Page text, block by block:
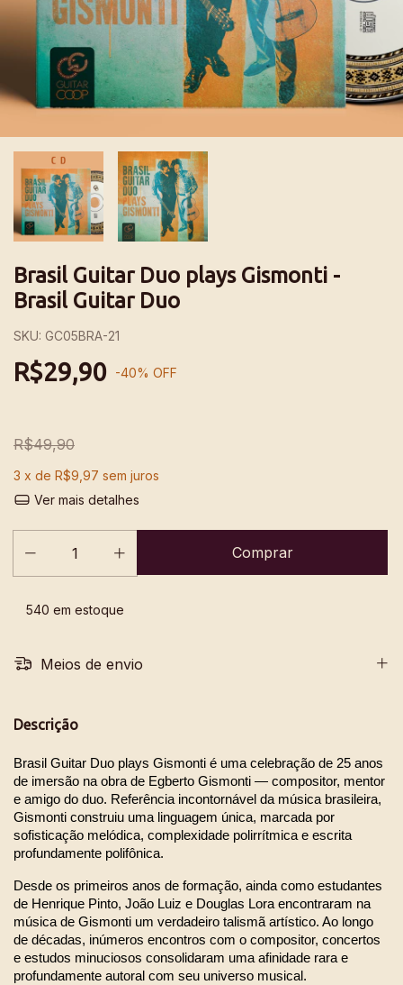
Brasil Guitar Duo plays Gismonti -
Brasil Guitar Duo
SKU: GC05BRA-21
R$29,90 -40% OFF
R$49,90
3 x de R$9,97 sem juros
Ver mais detalhes
540 em estoque
Meios de envio
Descrição
Brasil Guitar Duo plays Gismonti é uma celebração de 25 anos
de imersão na obra de Egberto Gismonti — compositor, mentor
e amigo do duo. Referência incontornável da música brasileira,
Gismonti construiu uma linguagem única, marcada por
sofisticação melódica, complexidade polirrítmica e escrita
profundamente polifônica.
Desde os primeiros anos de formação, ainda como estudantes
de Henrique Pinto, João Luiz e Douglas Lora encontraram na
música de Gismonti um verdadeiro talismã artístico. Ao longo
de décadas, inúmeros encontros com o compositor, concertos
e estudos minuciosos consolidaram uma afinidade rara e
profundamente autoral com seu universo musical.